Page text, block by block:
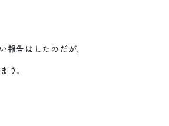
報告はしたのだが、
う。